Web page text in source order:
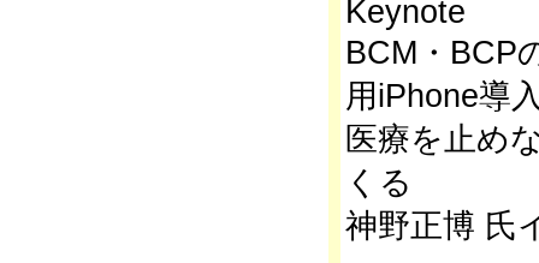
Keynote
BCM・BCP
用iPhone導
医療を止め
くる
神野正博 氏